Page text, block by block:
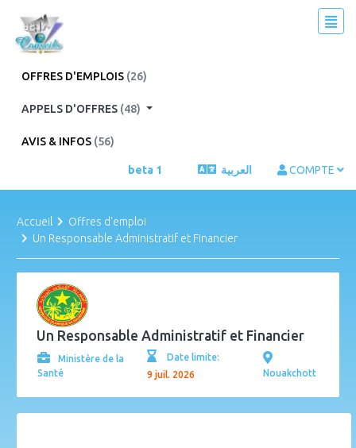
OFFRES D'EMPLOIS (26)
APPELS D'OFFRES (48)
AVIS & INFOS (56)
beta 1 العربية COMPTE
Accueil
Offres d'emploi
Un Responsable Administratif et Financier
Un Responsable Administratif et Financier
Ministère de la
Santé
Date limite:
9 juil. 2026
Nouakchott